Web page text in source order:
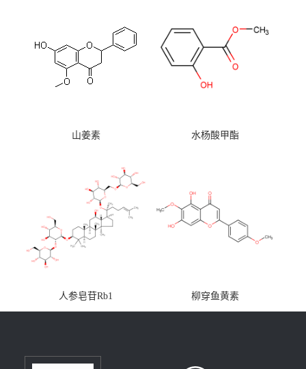
山姜素 水杨酸甲酯
人参皂苷Rb1 柳穿鱼黄素